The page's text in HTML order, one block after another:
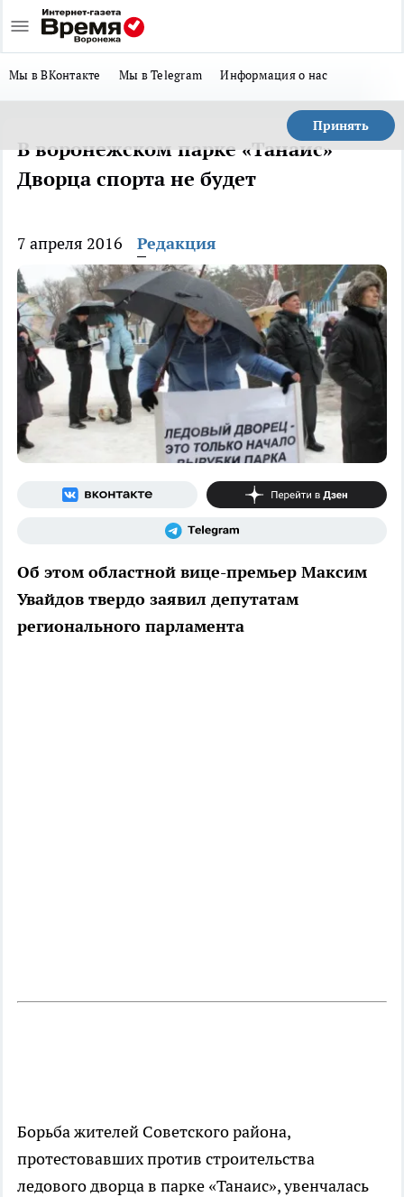
Мы в ВКонтакте Мы в Telegram Информация о нас
Принять
В воронежском парке «Танаис»
Дворца спорта не будет
7 апреля 2016 Редакция
Об этом областной вице-премьер Максим
Увайдов твердо заявил депутатам
регионального парламента
Борьба жителей Советского района,
протестовавших против строительства
ледового дворца в парке «Танаис», увенчалась